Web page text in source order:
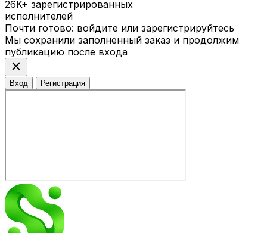
26K+ зарегистрированных
исполнителей
Почти готово: войдите или зарегистрируйтесь
Мы сохранили заполненный заказ и продолжим
публикацию после входа
close
Вход Регистрация